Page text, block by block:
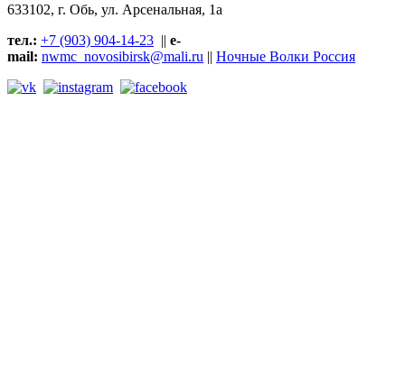
633102, г. Обь, ул. Арсенальная, 1а
тел.: +7 (903) 904-14-23 || e-
mail: nwmc_novosibirsk@mali.ru || Ночные Волки Россия